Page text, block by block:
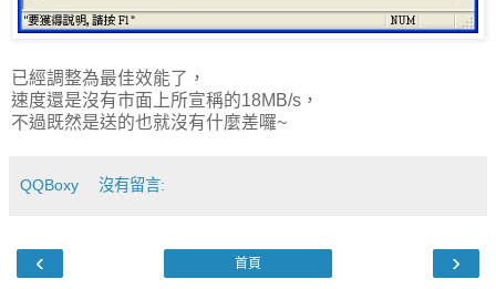
已經調整為最佳效能了，
速度還是沒有市面上所宣稱的18MB/s，
不過既然是送的也就沒有什麼差囉~
QQBoxy 沒有留言:
‹ ›
首頁